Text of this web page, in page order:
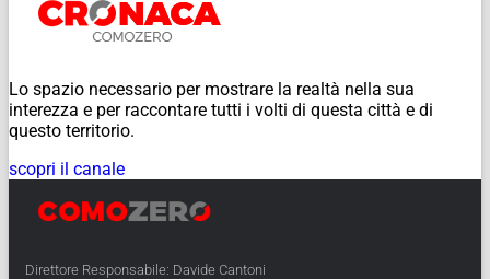
Lo spazio necessario per mostrare la realtà nella sua
interezza e per raccontare tutti i volti di questa città e di
questo territorio.
scopri il canale
Direttore Responsabile: Davide Cantoni